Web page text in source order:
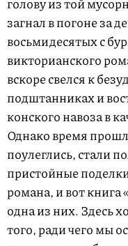
загнал в погоне за
восьмидесятых с
викторианского
вскоре свелся к
подштанниках и
конского навоза в
Однако время
поулеглись, стали
пристойные
романа, и вот
одна из них. Здесь
того, ради чего мы